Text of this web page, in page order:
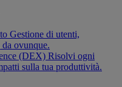
Gestione di utenti,
ovunque.
(DEX) Risolvi ogni
sulla tua produttività.